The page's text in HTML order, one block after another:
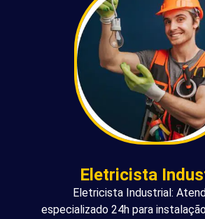
Eletricista
Eletricista Industrial:
especializado 24h para